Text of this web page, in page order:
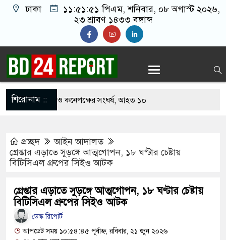
ঢাকা ১১:৫১:৫২ পিএম, শনিবার, ০৮ অগাস্ট ২০২৬,
২৩ শ্রাবণ ১৪৩৩ বঙ্গাব্দ
শিরোনাম ::
খাবার নিয়ে বর ও কনেপক্ষের সংঘর্ষ, আহত ১০
শঙ্কায় দেশজুড়ে পুলিশের সতর্কতা জারি
আ.লীগের গোপন বৈঠক থেকে গ্রেপ্তার ৬
যুবদল সভাপতি আটক, ভিডিও ভাইরাল
দায়ী থাকবে জামায়াত-এনসিপি: রাশেদ খাঁন
দিলেন জামায়াত বহিষ্কাকৃত গাজী নজরুলের ১২
প্রচ্ছদ
আইন আদালত
গ্রেপ্তার এড়াতে সুড়ঙ্গে আত্মগোপন, ১৮ ঘণ্টার চেষ্টায়
বিটিসিএল গ্রুপের সিইও আটক
গ্রেপ্তার এড়াতে সুড়ঙ্গে আত্মগোপন, ১৮ ঘণ্টার চেষ্টায়
বিটিসিএল গ্রুপের সিইও আটক
ডেস্ক রিপোর্ট
আপডেট সময় ১০:৫৪:৪৫ পূর্বাহ্ন, রবিবার, ২১ জুন ২০২৬